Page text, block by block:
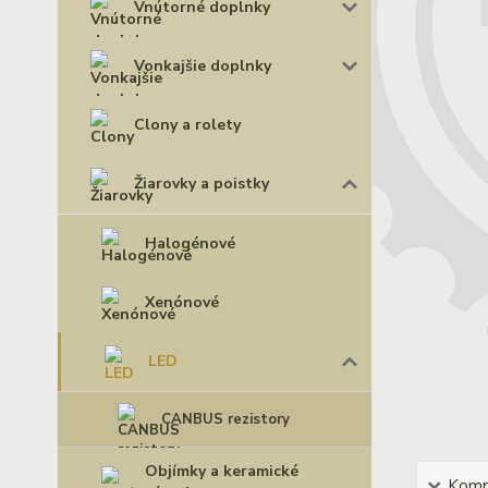
Vnútorné doplnky
Vonkajšie doplnky
Clony a rolety
Žiarovky a poistky
Halogénové
Xenónové
LED
CANBUS rezistory
Objímky a keramické